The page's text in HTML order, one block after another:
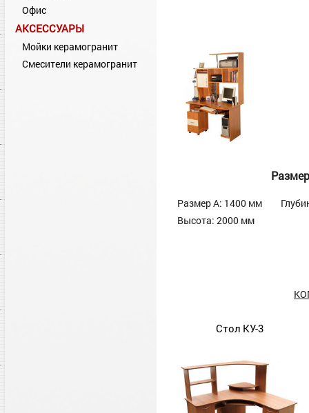
Офис
АКСЕССУАРЫ
Мойки керамогранит
Смесители керамогранит
Размер А: 1400 мм
Высота: 2000 мм
Стол КУ-3